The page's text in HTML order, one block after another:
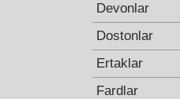
Devonlar
Dostonlar
Ertaklar
Fardlar